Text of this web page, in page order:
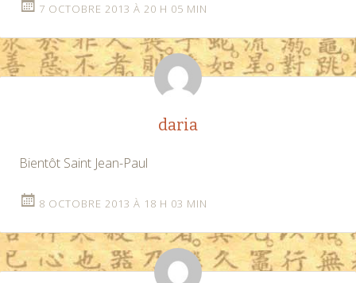
7 OCTOBRE 2013 À 20 H 05 MIN
daria
Bientôt Saint Jean-Paul
8 OCTOBRE 2013 À 18 H 03 MIN